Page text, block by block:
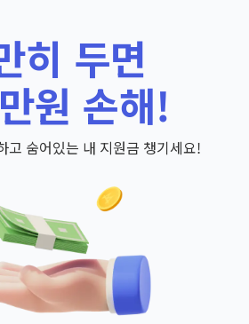
히 두면
원 손해!
고 숨어있는 내 지원금 챙기세요!